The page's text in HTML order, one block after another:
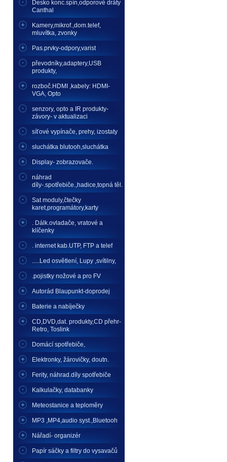
Desko konc.spín,odporové dráty
Canthal
Kamery,mikrof.,dom.telef,
mluvítka, zvonky
Pas.prvky-odpory,varist
převodníky,adaptery,USB
produkty,
rozboč.HDMI ,kabely: HDMI-
VGA, Opto
senzory, opto a IR produkty-
závory- v aktualizaci
síťové vypínače, prehy, izostaty
sluchátka blutooh,sluchátka
Display- zobrazovače.
náhrad
díly-.spotřebiče.,hadice,topná těl.
Sat moduly,čtečky
karet,programátory,karty
. Dálk.ovladače, vratové a
klíčenky
. internet kab.UTP, FTP a telef
.....Led osvětlení, Lupy ,svítilny,
.pojistky nožové a pro FV
Autorád Blaupunkt-doprodej
Baterie a nabíječky
CD,DVD,dat. produkty,CD přehr-
Retro, Toslink
Domácí spotřebiče,
Elektronky, žárovičky, doutn.
Ferity, náhrad.díly spotřebiče
Kalkulačky, databanky
Meteostanice a teploměry
MP3 ,MP4,audio syst.,Bluetooh
Nářadí- organizér
Papír sáčky a filtry do vysavačů